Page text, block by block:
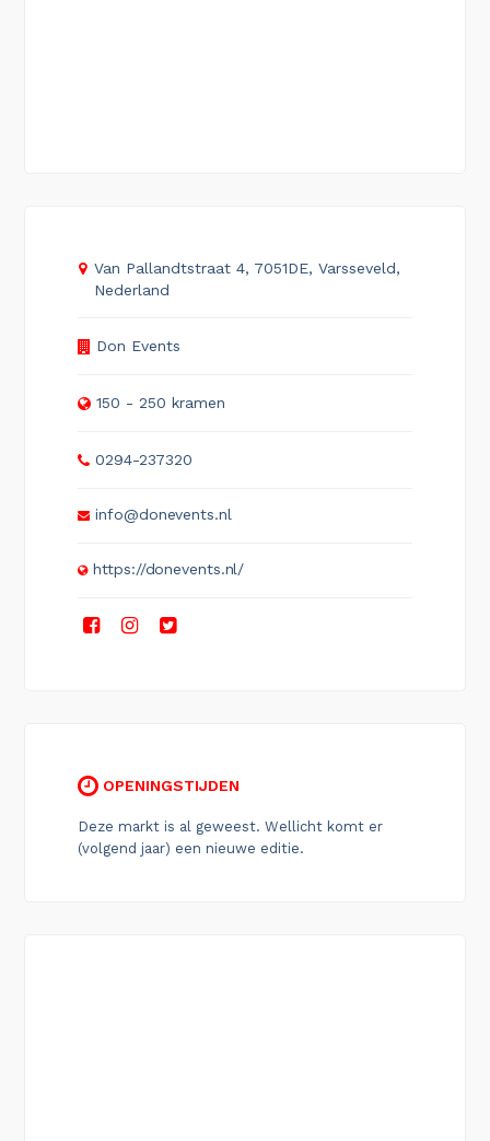
Van Pallandtstraat 4, 7051DE, Varsseveld,
Nederland
Don Events
150 - 250 kramen
0294-237320
info@donevents.nl
https://donevents.nl/
OPENINGSTIJDEN
Deze markt is al geweest. Wellicht komt er
(volgend jaar) een nieuwe editie.